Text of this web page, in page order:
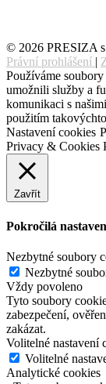
© 2026 PRESIZA
Právní prohlášení |
Používáme
umožnili služby a
komunikaci s
použitím
Nastavení cookies
Privacy & Cookies
Zavřít
Pokročilá
Nezbytné soubory
Nezbytné
Vždy povoleno
Tyto soubory
zabezpečení,
zakázat.
Volitelné nastavení
Volitelné
Analytické cookies